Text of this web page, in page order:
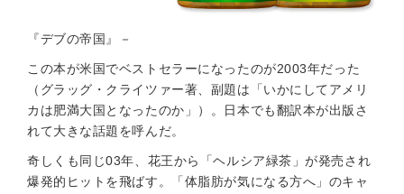
『デブの帝国』－
この本が米国でベストセラーになったのが2003年だった
（グラッグ・クライツァー著、副題は「いかにしてアメリ
カは肥満大国となったのか」）。日本でも翻訳本が出版さ
れて大きな話題を呼んだ。
奇しくも同じ03年、花王から「ヘルシア緑茶」が発売され
爆発的ヒットを飛ばす。「体脂肪が気になる方へ」のキャ